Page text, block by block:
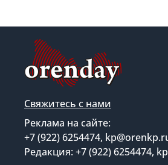
Свяжитесь с нами
Реклама на сайте:
+7 (922) 6254474,
Редакция: +7 (922) 6254474,